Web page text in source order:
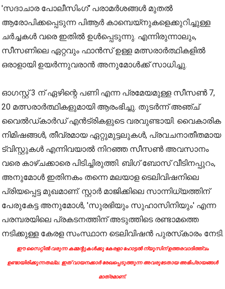
'സദാചാര പോലീസിംഗ്' പരാമർശങ്ങൾ മുതൽ
ആരോപിക്കപ്പെടുന്ന പിആർ കാമ്പെയ്‌നുകളെക്കുറിച്ചുള്ള
ചർച്ചകൾ വരെ ഇതിൽ ഉൾപ്പെടുന്നു. എന്നിരുന്നാലും,
സീസണിലെ ഏറ്റവും ഫാൻസ്‌ ഉള്ള മത്സരാർത്ഥികളിൽ
ഒരാളായി ഉയർന്നുവരാൻ അനുമോൾക്ക് സാധിച്ചു.
ഓഗസ്റ്റ് 3 ന് ഏഴിന്റെ പണി എന്ന പ്രമേയമുള്ള സീസൺ 7,
20 മത്സരാർത്ഥികളുമായി ആരംഭിച്ചു. തുടർന്ന് അഞ്ച്
വൈൽഡ്കാർഡ് എൻട്രികളുടെ വരവുണ്ടായി. വൈകാരിക
നിമിഷങ്ങൾ, തീവ്രമായ ഏറ്റുമുട്ടലുകൾ, പ്രവചനാതീതമായ
ട്വിസ്റ്റുകൾ എന്നിവയാൽ നിറഞ്ഞ സീസൺ അവസാനം
വരെ കാഴ്ചക്കാരെ പിടിച്ചിരുത്തി. ബിഗ് ബോസ് വീടിനപ്പുറം,
അനുമോൾ ഇതിനകം തന്നെ മലയാള ടെലിവിഷനിലെ
പ്രിയപ്പെട്ട മുഖമാണ്. സ്റ്റാർ മാജിക്കിലെ സാന്നിധ്യത്തിന്
പേരുകേട്ട അനുമോൾ, 'സുരഭിയും സുഹാസിനിയും' എന്ന
പരമ്പരയിലെ പ്രകടനത്തിന് അടുത്തിടെ രണ്ടാമത്തെ
നടിക്കുള്ള കേരള സംസ്ഥാന ടെലിവിഷൻ പുരസ്‌കാരം നേടി.
ഈ സൈറ്റിൽ വരുന്ന കമ്മന്റുകൾക്കു കേരളാ ഹോട്ടൽ ന്യൂസിന് ഉത്തരവാദിത്ത്വം
ഉണ്ടായിരിക്കുന്നതല്ല. ഇത് വായനക്കാർ രേഖപ്പെടുത്തുന്ന അവരുടേതായ അഭിപ്രായങ്ങൾ
മാത്രമാണ്.